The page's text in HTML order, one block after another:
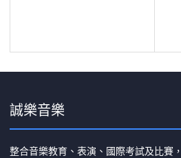
誠樂音樂
整合音樂教育、表演、國際考試及比賽